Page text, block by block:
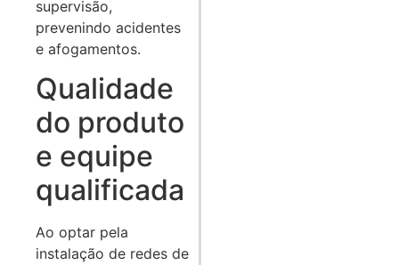
supervisão,
prevenindo acidentes
e afogamentos.
Qualidade
do produto
e equipe
qualificada
Ao optar pela
instalação de redes de